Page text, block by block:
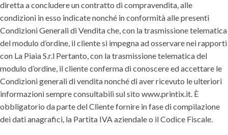
diretta a concludere un contratto di compravendita, alle
condizioni in esso indicate nonché in conformità alle presenti
Condizioni Generali di Vendita che, con la trasmissione telematica
del modulo d’ordine, il cliente si impegna ad osservare nei rapporti
con La Piaia S.r.l Pertanto, con la trasmissione telematica del
modulo d’ordine, il cliente conferma di conoscere ed accettare le
Condizioni generali di vendita nonché di aver ricevuto le ulteriori
informazioni sempre consultabili sul sito www.printix.it. È
obbligatorio da parte del Cliente fornire in fase di compilazione
dei dati anagrafici, la Partita IVA aziendale o il Codice Fiscale.